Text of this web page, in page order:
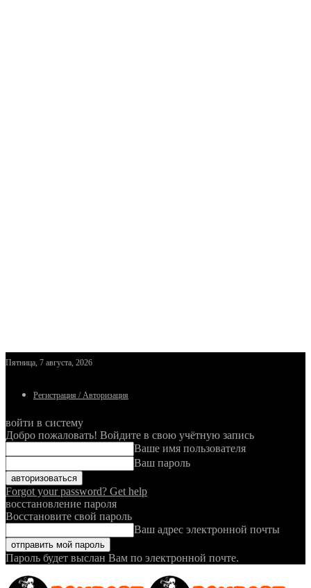
Пятница, 7 августа, 2026
Регистрация / Авторизация
войти в систему
Добро пожаловать! Войдите в свою учётную запись
Ваше имя пользователя
Ваш пароль
Forgot your password? Get help
восстановление пароля
Восстановите свой пароль
Ваш адрес электронной почты
Пароль будет выслан Вам по электронной почте.